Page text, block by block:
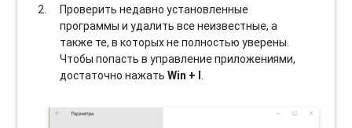
Проверить недавно установленные
программы и удалить все неизвестные, а
также те, в которых не полностью уверены.
Чтобы попасть в управление приложениями,
достаточно нажатьWin + I.